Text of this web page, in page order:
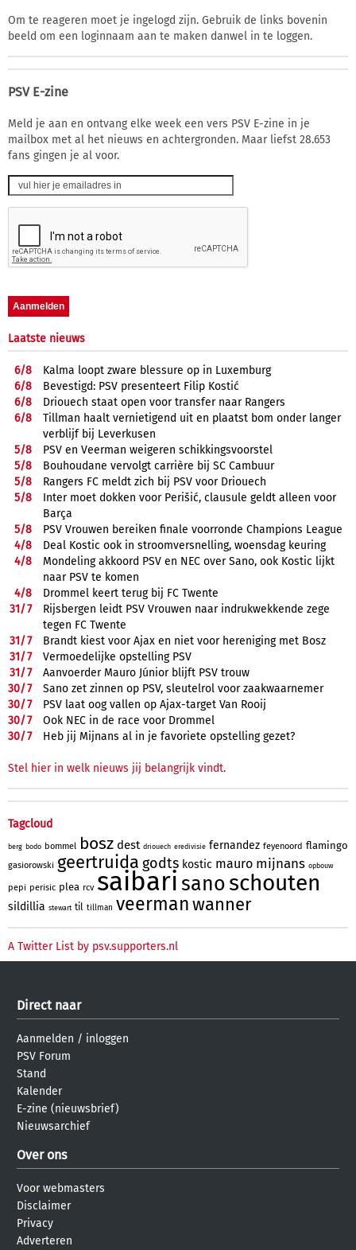
Om te reageren moet je ingelogd zijn. Gebruik de links bovenin
beeld om een loginnaam aan te maken danwel in te loggen.
PSV E-zine
Meld je aan en ontvang elke week een vers PSV E-zine in je
mailbox met al het nieuws en achtergronden. Maar liefst 28.653
fans gingen je al voor.
Laatste nieuws
6/8
Kalma loopt zware blessure op in Luxemburg
6/8
Bevestigd: PSV presenteert Filip Kostić
6/8
Driouech staat open voor transfer naar Rangers
6/8
Tillman haalt vernietigend uit en plaatst bom onder langer
verblijf bij Leverkusen
5/8
PSV en Veerman weigeren schikkingsvoorstel
5/8
Bouhoudane vervolgt carrière bij SC Cambuur
5/8
Rangers FC meldt zich bij PSV voor Driouech
5/8
Inter moet dokken voor Perišić, clausule geldt alleen voor
Barça
5/8
PSV Vrouwen bereiken finale voorronde Champions League
4/8
Deal Kostic ook in stroomversnelling, woensdag keuring
4/8
Mondeling akkoord PSV en NEC over Sano, ook Kostic lijkt
naar PSV te komen
4/8
Drommel keert terug bij FC Twente
31/7
Rijsbergen leidt PSV Vrouwen naar indrukwekkende zege
tegen FC Twente
31/7
Brandt kiest voor Ajax en niet voor hereniging met Bosz
31/7
Vermoedelijke opstelling PSV
31/7
Aanvoerder Mauro Júnior blijft PSV trouw
30/7
Sano zet zinnen op PSV, sleutelrol voor zaakwaarnemer
30/7
PSV laat oog vallen op Ajax-target Van Rooij
30/7
Ook NEC in de race voor Drommel
30/7 Heb jij Mijnans al in je favoriete opstelling gezet?
Stel hier in welk nieuws jij belangrijk vindt.
Tagcloud
berg bodo bommel bosz dest driouech eredivisie fernandez feyenoord flamingo
gasiorowski geertruida godts kostic mauro mijnans opbouw
pepi perisic plea rcv saibari sano schouten
sildillia stewart til tillman veermanwanner
A Twitter List by psv.supporters.nl
Direct naar
Aanmelden / inloggen
PSV Forum
Stand
Kalender
E-zine (nieuwsbrief)
Nieuwsarchief
Over ons
Voor webmasters
Disclaimer
Privacy
Adverteren